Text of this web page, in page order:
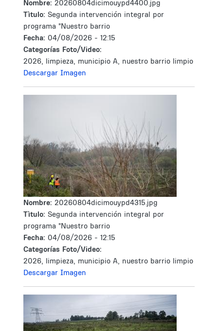
Nombre: 20260804dicimouypd4400.jpg
Tìtulo: Segunda intervención integral por
programa "Nuestro barrio
Fecha: 04/08/2026 - 12:15
Categorías Foto/Video:
2026, limpieza, municipio A, nuestro barrio limpio
Descargar Imagen
Nombre: 20260804dicimouypd4315.jpg
Tìtulo: Segunda intervención integral por
programa "Nuestro barrio
Fecha: 04/08/2026 - 12:15
Categorías Foto/Video:
2026, limpieza, municipio A, nuestro barrio limpio
Descargar Imagen